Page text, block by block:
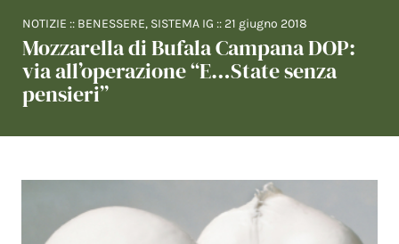
NOTIZIE :: BENESSERE, SISTEMA IG :: 21 giugno 2018
Mozzarella di Bufala Campana DOP:
via all’operazione “E…State senza
pensieri”